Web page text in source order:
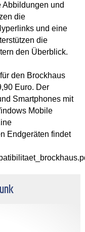
und
die
und eine
die
den Überblick.
den Brockhaus
Euro. Der
Smartphones mit
Mobile
Endgeräten findet